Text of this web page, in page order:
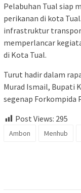
Pelabuhan Tual siap
perikanan di kota
infrastruktur
memperlancar
di Kota Tual.
Turut hadir dalam
Murad Ismail, Bupati
segenap Forkompida
Post Views: 295
Ambon Menhub